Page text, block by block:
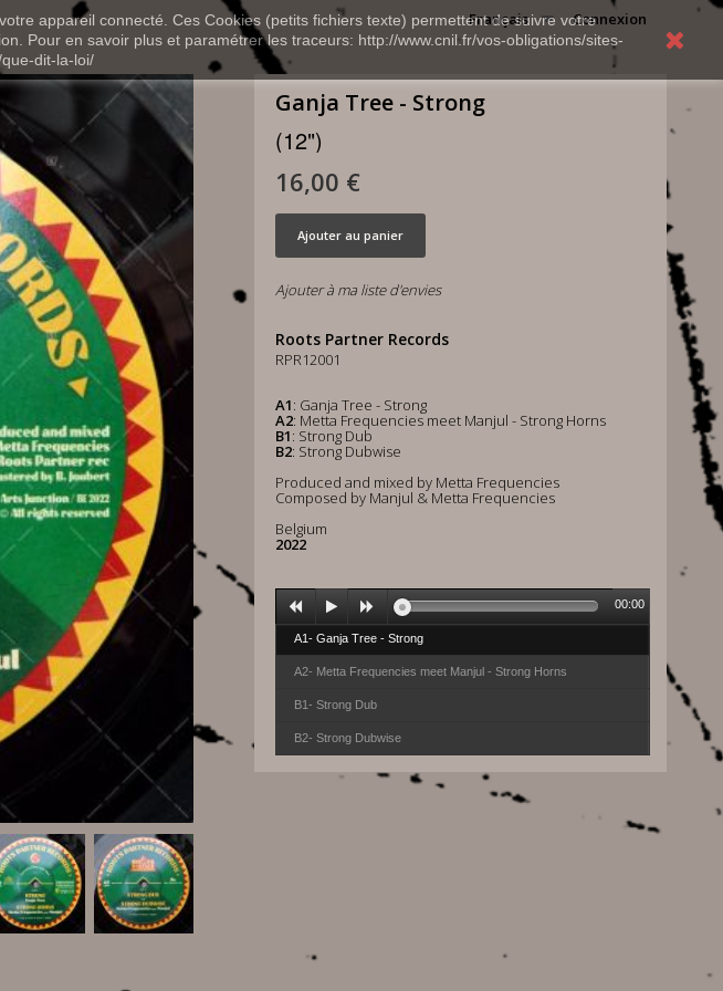
appareil connecté. Ces Cookies (petits fichiers texte) permettent de suivre votre
Pour en savoir plus et paramétrer les traceurs: http://www.cnil.fr/vos-obligations/sites-
dit-la-loi/
Connexion
Français
Ganja Tree - Strong
(12")
16,00 €
Ajouter au panier
Ajouter à ma liste d'envies
Roots Partner Records
RPR12001
A1: Ganja Tree - Strong
A2: Metta Frequencies meet Manjul - Strong Horns
B1: Strong Dub
B2: Strong Dubwise
Produced and mixed by Metta Frequencies
Composed by Manjul & Metta Frequencies
Belgium
2022
A1- Ganja Tree - Strong
A2- Metta Frequencies meet Manjul - Strong Horns
B1- Strong Dub
B2- Strong Dubwise
00:00